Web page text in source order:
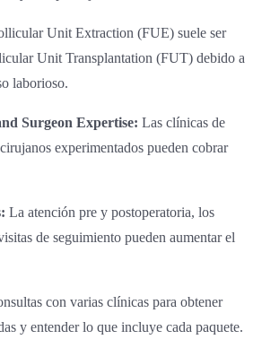
Unit Extraction (FUE) suele ser
Unit Transplantation (FUT) debido a
laborioso.
Surgeon Expertise: Las clínicas de
experimentados pueden cobrar
La atención pre y postoperatoria, los
de seguimiento pueden aumentar el
con varias clínicas para obtener
y entender lo que incluye cada paquete.